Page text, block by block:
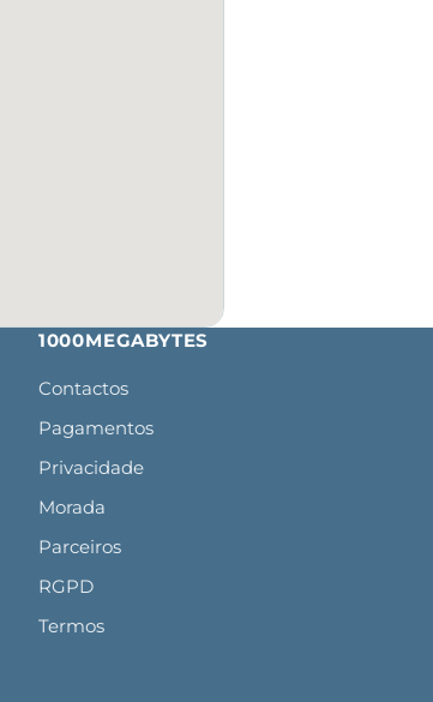
1000MEGABYTES
Contactos
Pagamentos
Privacidade
Morada
Parceiros
RGPD
Termos